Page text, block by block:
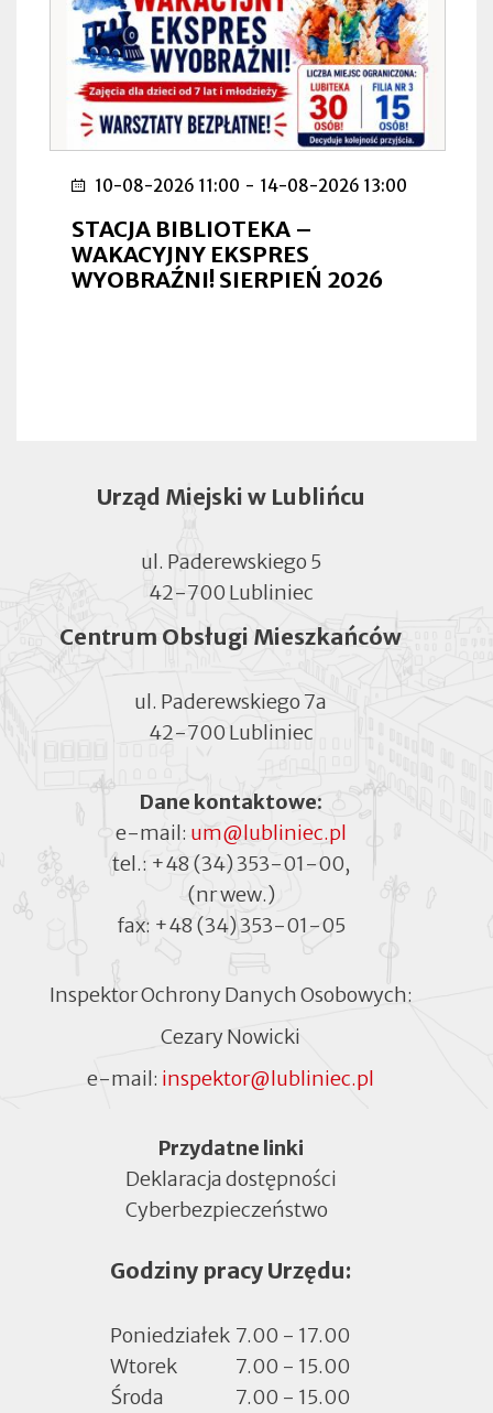
10-08-2026 11:00 - 14-08-2026 13:00
STACJA BIBLIOTEKA –
WAKACYJNY EKSPRES
WYOBRAŹNI! SIERPIEŃ 2026
Urząd Miejski w Lublińcu
ul. Paderewskiego 5
42-700 Lubliniec
Centrum Obsługi Mieszkańców
ul. Paderewskiego 7a
42-700 Lubliniec
Dane kontaktowe:
e-mail: um@lubliniec.pl
tel.: +48 (34) 353-01-00,
(nr wew.)
fax: +48 (34) 353-01-05
Inspektor Ochrony Danych Osobowych:
Cezary Nowicki
e-mail: inspektor@lubliniec.pl
MenuPrzydatne linki
Deklaracja dostępności
Cyberbezpieczeństwo
w
zakładce
Godziny pracy Urzędu:
Poniedziałek 7.00 - 17.00
Wtorek
7.00 - 15.00
Środa
7.00 - 15.00